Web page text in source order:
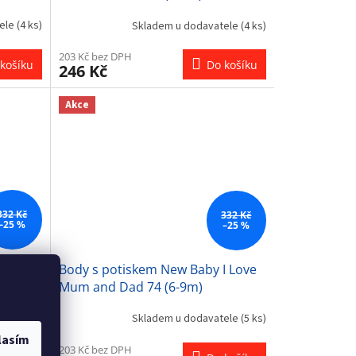
(4 ks) Skladem u dodavatele (4 ks)
203 Kč bez DPH
246 Kč Do košíku
Kč
%
(3 ks)
Akce
332 Kč
–25 %
Body s potiskem New Baby I Love
Mum and Dad 74 (6-9m)
Skladem u dodavatele (5 ks)
203 Kč bez DPH